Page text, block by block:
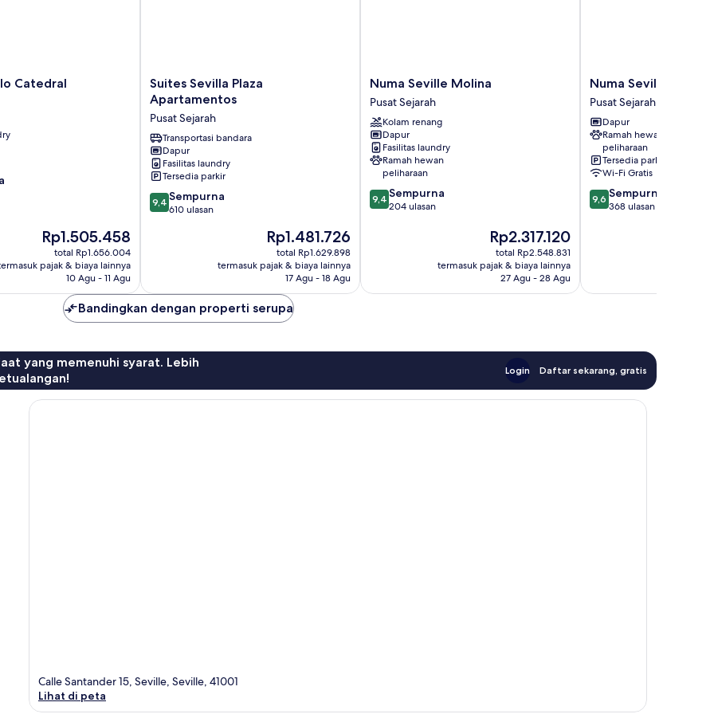
Catedral
Harga
sekarang
Rp1.505.458
Rp1.505.458
total Rp1.656.004
pajak & biaya lainnya
10 Agu - 11 Agu
Suites
Sevilla
Plaza
Apartamentos
Pusat
Sejarah
Suites Sevilla Plaza
Apartamentos
Pusat Sejarah
Transportasi bandara
Dapur
Fasilitas laundry
Tersedia parkir
9.4
dari
9,4 Sempurna
610 ulasan
Harga
sekarang
Rp1.481.726
Rp1.481.726
total Rp1.629.898
termasuk pajak & biaya lainnya
17 Agu - 18 Agu
Numa
Seville
Molina
Pusat
Sejarah
Numa Seville Molina
Pusat Sejarah
Kolam renang
Dapur
Fasilitas laundry
Ramah hewan
peliharaan
9.4
dari
9,4 Sempurna
204 ulasan
Harga
sekarang
Rp2.317.120
Rp2.317.120
total Rp2.548.831
termasuk pajak & biaya lainnya
27 Agu - 28 Agu
Numa
Seville
Jondo
Pusat
Sejarah
Numa Seville Jondo
Pusat Sejarah
Dapur
Ramah hewan
peliharaan
Tersedia parkir
Wi-Fi Gratis
9.6
dari
9,6 Sempurna
368 ulasan
Bandingkan dengan properti serupa
yang memenuhi syarat. Lebih
Login Daftar sekarang, gratis
Calle Santander 15, Seville, Seville, 41001
Lihat di peta